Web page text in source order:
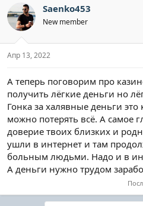
о
р
е
м
а
н
ч
а
Saenko453
New member
Апр 13, 2022
А теперь поговорим про
получить лёгкие деньги но
Гонка за халявные деньги
можно потерять всё. А самое
доверие твоих близких и
ушли в интернет и там
больным людьми. Надо и в
А деньги нужно трудом